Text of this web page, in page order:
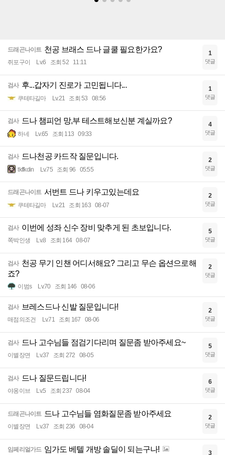
드래곤나이트 천공 브래스 드나 글쿨 필요한가요?
쥐포구이 Lv.6 조회 52 11:11
1
댓글
검사 후...갑자기 진로가 고민됩니다...
쿠테타길마 Lv.21 조회 53 08:56
1
댓글
검사 드나 챔피언 망,부 테스트해보신분 계실까요?
하네 Lv.65 조회 113 09:33
4
댓글
검사 드나천공 카드작 질문입니다.
tkffkdin Lv.75 조회 96 05:55
2
댓글
드래곤나이트 서번트 드나 키우고있는데요
쿠테타길마 Lv.21 조회 163 08-07
2
댓글
검사 이번에 성좌 신수 장비 맞추게 된 초보입니다.
쪽박인생 Lv.8 조회 164 08-07
5
댓글
검사 천공 무기 인챈 어디서해요? 그리고 무슨 옵션으로해
죠?
이범s Lv.70 조회 146 08-06
2
댓글
검사 브레스드나 신발 질문입니다!
매점의조건 Lv.71 조회 167 08-06
2
댓글
검사 드나 고수님들 점검기다리며 질문좀 받아주세요~
이별장면 Lv.37 조회 272 08-05
5
댓글
검사 드나 질문드립니다!
야옹이브 Lv.5 조회 237 08-04
6
댓글
드래곤나이트 드나 고수님들 염화질문좀 받아주세요
이별장면 Lv.37 조회 236 08-04
2
댓글
임페리얼가드 임가도 베텔 개방 솔딜이 되는구나! 3